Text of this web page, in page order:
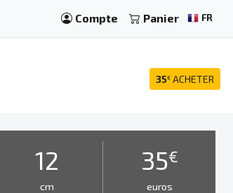
Compte Panier FR
35€ ACHETER
12
cm
35€
euros